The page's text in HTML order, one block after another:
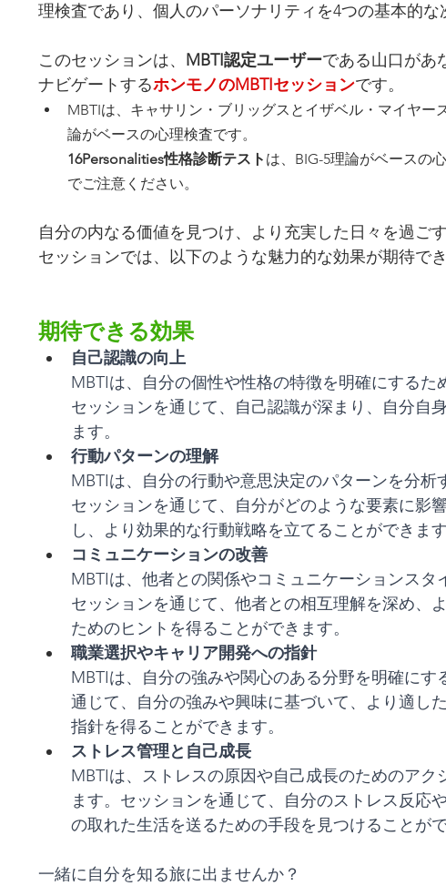
理検査であり、個人のパーソナリティを4つの基本的な
このセッションは、 MBTI認定ユーザーである山口があ
ナビゲートするホンモノのMBTIセッションです。
MBTIは、キャサリン・ブリッグスとイザベル・マイヤー
論がベースの心理検査です。
16Personalities性格診断テスト は、BIG-5理論がベースの
でご注意ください。
自分の内なる価値を見つけ、より充実した日々を過ご
セッションでは、以下のような魅力的な効果が期待でき
期待できる効果
自己認識の向上
MBTIは、自分の個性や性格の特徴を明確にするた
セッションを通じて、自己認識が深まり、自分自
ます。
行動パターンの理解
MBTIは、自分の行動や意思決定のパターンを分析
セッションを通じて、自分がどのような要素に影
し、より効果的な行動戦略を立てることができます
コミュニケーションの改善
MBTIは、他者との関係やコミュニケーションスタ
セッションを通じて、他者との相互理解を深め、
ためのヒントを得ることができます。
職業選択やキャリア開発への指針
MBTIは、自分の強みや関心のある分野を明確に
通じて、自分の強みや興味に基づいて、より適し
指針を得ることができます。
ストレス管理と自己成長
MBTIは、ストレスの原因や自己成長のためのアク
ます。セッションを通じて、自分のストレス反応
の取れた生活を送るための手段を見つけることがで
一緒に自分を知る旅に出ませんか？